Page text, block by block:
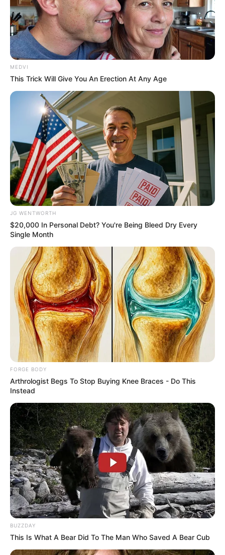
ข้อ 3. เวลาในการคบหาดูใจกัน
ก. แท็กซี่ คือ จะตัดสิ้นใจคบหากันเร็ว แต่จะโดนผู้ใหญ่
กำกับคุณตลอดเวลา
ข. สามล้อ คือ ดูใจไปเรื่อย ๆ ๆๆ ไม่ใช่ก็เปลี่ยนไปเลย
ค. รถเมล์ คือ ดูใจไปเรื่อย ๆ ๆ ๆ พร้อมเมื่อไรก็แต่ง
ง. รถไฟฟ้า คือ ไม่ต้องดูหลอก แต่งเลยจะได้หมดเรื่อง ๆ
ดังนั้นหากคุณจะเลือกคบใครสักคน คุณจะคัดสรรอย่างดี
เพราะคุณถือว่าจะคบกับผู้ชายสักคนก็ต้องเลือกเอง ให้
คนอื่นเลือกจะถูกใจได้งัย แล้วพอถึงเวลาคุณเจอคนๆ นั้น
เข้าแล้ว คุณจะทำทุกวิถีทางที่จะได้เค้ามาเป็นคู่
คู่รัก ดวงความรัก ดูดวง ทายใจ เค้าใช่แฟนคุณหรือเปล่า
เนื้อคู่
แฟน
ABOUT THE AUTHOR
เจ้าหมอดู
เนื้อหาที่ได้รับการโปรโมต
MEDVI
This Trick Will Give You An Erection At Any Age
JG WENTWORTH
$20,000 In Personal Debt? You're Being Bleed Dry Every
Single Month
FORGE BODY
Arthrologist Begs To Stop Buying Knee Braces - Do This
Instead
BUZZDAY
This Is What A Bear Did To The Man Who Saved A Bear Cub